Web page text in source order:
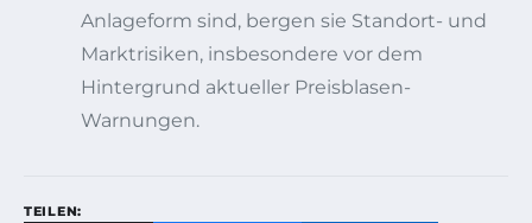
Anlageform sind, bergen sie Standort- und
Marktrisiken, insbesondere vor dem
Hintergrund aktueller Preisblasen-
Warnungen.
TEILEN: